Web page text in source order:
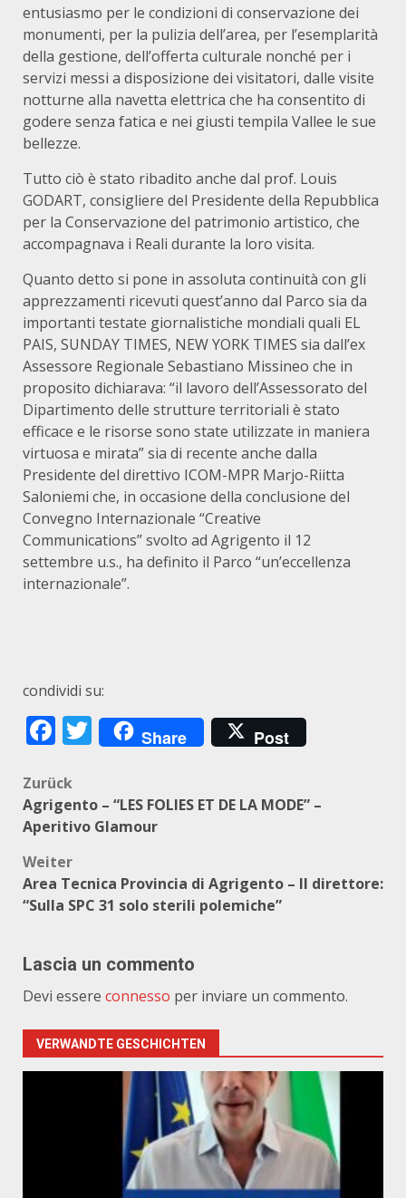
entusiasmo per le condizioni di conservazione dei
monumenti, per la pulizia dell’area, per l’esemplarità
della gestione, dell’offerta culturale nonché per i
servizi messi a disposizione dei visitatori, dalle visite
notturne alla navetta elettrica che ha consentito di
godere senza fatica e nei giusti tempila Vallee le sue
bellezze.
Tutto ciò è stato ribadito anche dal prof. Louis
GODART, consigliere del Presidente della Repubblica
per la Conservazione del patrimonio artistico, che
accompagnava i Reali durante la loro visita.
Quanto detto si pone in assoluta continuità con gli
apprezzamenti ricevuti quest’anno dal Parco sia da
importanti testate giornalistiche mondiali quali EL
PAIS, SUNDAY TIMES, NEW YORK TIMES sia dall’ex
Assessore Regionale Sebastiano Missineo che in
proposito dichiarava: “il lavoro dell’Assessorato del
Dipartimento delle strutture territoriali è stato
efficace e le risorse sono state utilizzate in maniera
virtuosa e mirata” sia di recente anche dalla
Presidente del direttivo ICOM-MPR Marjo-Riitta
Saloniemi che, in occasione della conclusione del
Convegno Internazionale “Creative
Communications” svolto ad Agrigento il 12
settembre u.s., ha definito il Parco “un’eccellenza
internazionale”.
condividi su:
Facebook
Twitter
Share Post
Beitragsnavigation
Zurück
Agrigento – “LES FOLIES ET DE LA MODE” –
Aperitivo Glamour
Weiter
Area Tecnica Provincia di Agrigento – Il direttore:
“Sulla SPC 31 solo sterili polemiche”
Lascia un commento
Devi essere connesso per inviare un commento.
VERWANDTE GESCHICHTEN